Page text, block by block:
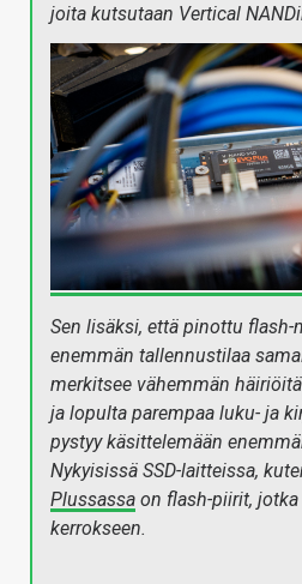
joita kutsutaan Vertical
Sen lisäksi, että pinottu
enemmän tallennustilaa
merkitsee vähemmän
ja lopulta parempaa luku- ja
pystyy käsittelemään
Nykyisissä SSD-laitteissa,
Plussassa on flash-piirit,
kerrokseen.